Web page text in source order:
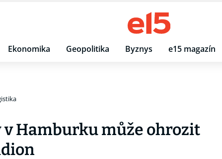
Ekonomika Geopolitika Byznys e15 magazín
v Hamburku může ohrozit